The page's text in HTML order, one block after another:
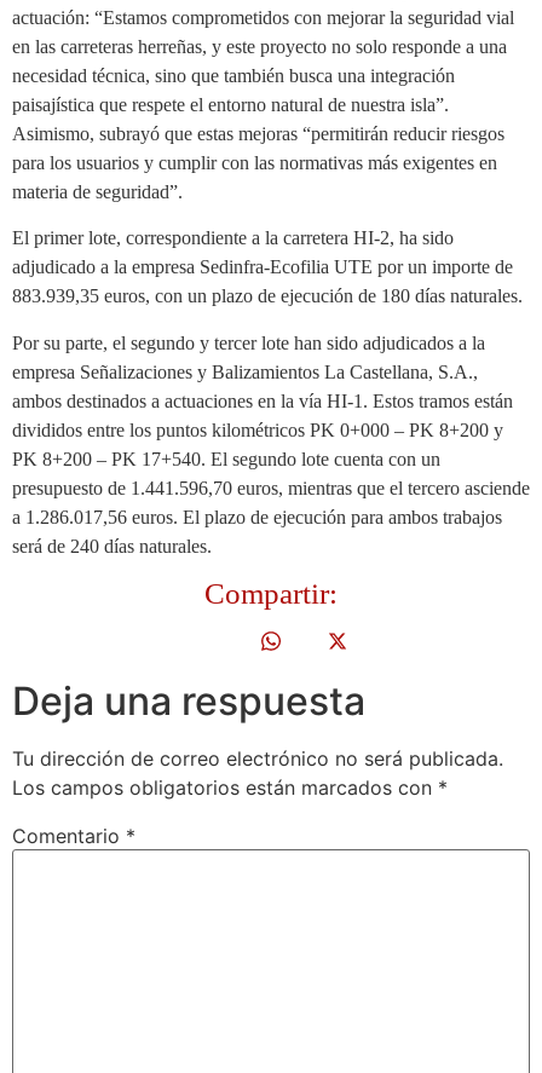
actuación: “Estamos comprometidos con mejorar la seguridad vial
en las carreteras herreñas, y este proyecto no solo responde a una
necesidad técnica, sino que también busca una integración
paisajística que respete el entorno natural de nuestra isla”.
Asimismo, subrayó que estas mejoras “permitirán reducir riesgos
para los usuarios y cumplir con las normativas más exigentes en
materia de seguridad”.
El primer lote, correspondiente a la carretera HI-2, ha sido
adjudicado a la empresa Sedinfra-Ecofilia UTE por un importe de
883.939,35 euros, con un plazo de ejecución de 180 días naturales.
Por su parte, el segundo y tercer lote han sido adjudicados a la
empresa Señalizaciones y Balizamientos La Castellana, S.A.,
ambos destinados a actuaciones en la vía HI-1. Estos tramos están
divididos entre los puntos kilométricos PK 0+000 – PK 8+200 y
PK 8+200 – PK 17+540. El segundo lote cuenta con un
presupuesto de 1.441.596,70 euros, mientras que el tercero asciende
a 1.286.017,56 euros. El plazo de ejecución para ambos trabajos
será de 240 días naturales.
Compartir:
Deja una respuesta
Tu dirección de correo electrónico no será publicada.
Los campos obligatorios están marcados con *
Comentario *